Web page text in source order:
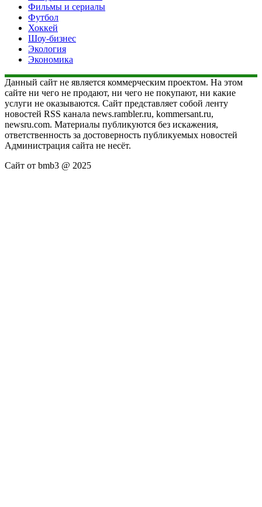
Фильмы и сериалы
Футбол
Хоккей
Шоу-бизнес
Экология
Экономика
Данный сайт не является коммерческим проектом. На этом
сайте ни чего не продают, ни чего не покупают, ни какие
услуги не оказываются. Сайт представляет собой ленту
новостей RSS канала news.rambler.ru, kommersant.ru,
newsru.com. Материалы публикуются без искажения,
ответственность за достоверность публикуемых новостей
Администрация сайта не несёт.
Сайт от bmb3 @ 2025